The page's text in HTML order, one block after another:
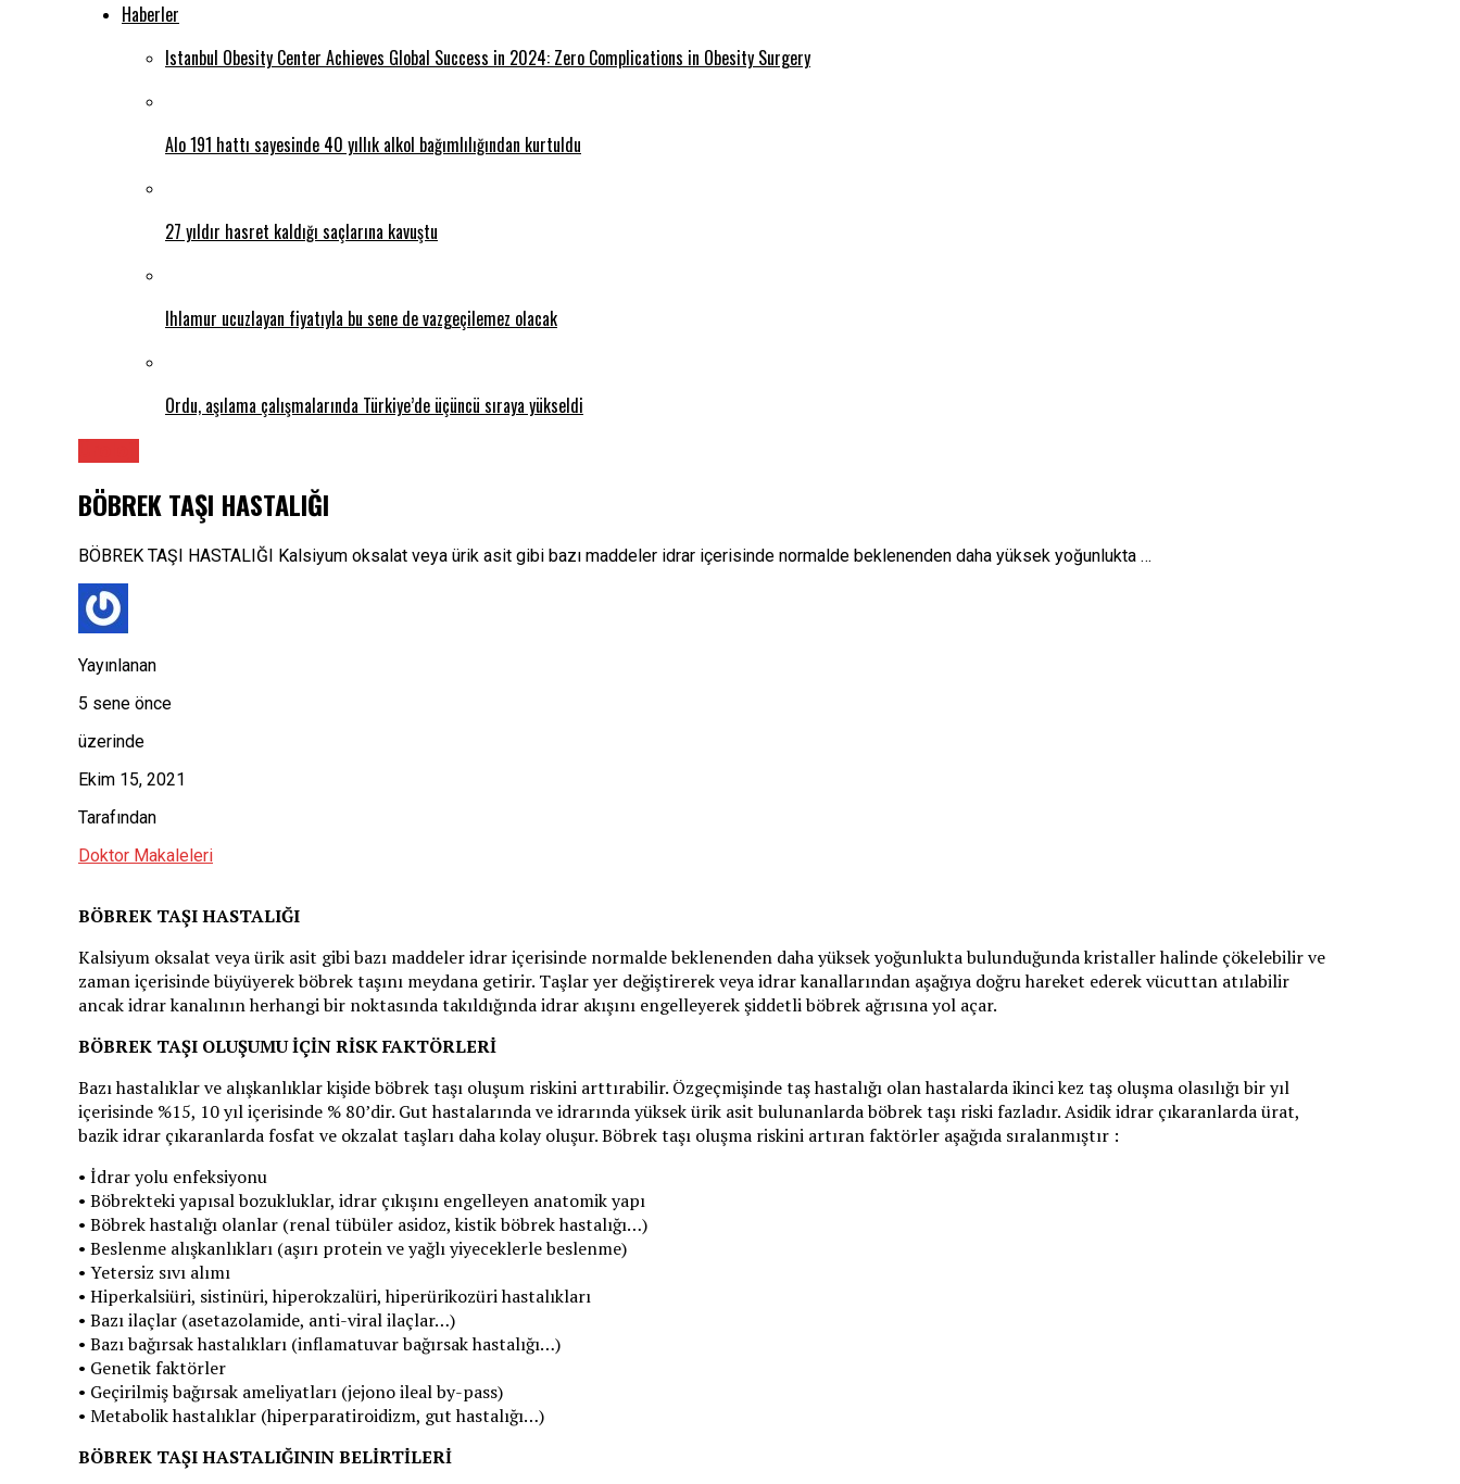
Haberler
Istanbul Obesity Center Achieves Global Success in 2024: Zero Complications in Obesity Surgery
Alo 191 hattı sayesinde 40 yıllık alkol bağımlılığından kurtuldu
27 yıldır hasret kaldığı saçlarına kavuştu
Ihlamur ucuzlayan fiyatıyla bu sene de vazgeçilemez olacak
Ordu, aşılama çalışmalarında Türkiye’de üçüncü sıraya yükseldi
BÖBREK TAŞI HASTALIĞI
BÖBREK TAŞI HASTALIĞI Kalsiyum oksalat veya ürik asit gibi bazı maddeler idrar içerisinde normalde beklenenden daha yüksek yoğunlukta …
Yayınlanan
5 sene önce
üzerinde
Ekim 15, 2021
Tarafından
Doktor Makaleleri
BÖBREK TAŞI HASTALIĞI
Kalsiyum oksalat veya ürik asit gibi bazı maddeler idrar içerisinde normalde beklenenden daha yüksek yoğunlukta bulunduğunda kristaller halinde çökelebilir ve
zaman içerisinde büyüyerek böbrek taşını meydana getirir. Taşlar yer değiştirerek veya idrar kanallarından aşağıya doğru hareket ederek vücuttan atılabilir
ancak idrar kanalının herhangi bir noktasında takıldığında idrar akışını engelleyerek şiddetli böbrek ağrısına yol açar.
BÖBREK TAŞI OLUŞUMU İÇİN RİSK FAKTÖRLERİ
Bazı hastalıklar ve alışkanlıklar kişide böbrek taşı oluşum riskini arttırabilir. Özgeçmişinde taş hastalığı olan hastalarda ikinci kez taş oluşma olasılığı bir yıl
içerisinde %15, 10 yıl içerisinde % 80’dir. Gut hastalarında ve idrarında yüksek ürik asit bulunanlarda böbrek taşı riski fazladır. Asidik idrar çıkaranlarda ürat,
bazik idrar çıkaranlarda fosfat ve okzalat taşları daha kolay oluşur. Böbrek taşı oluşma riskini artıran faktörler aşağıda sıralanmıştır :
• İdrar yolu enfeksiyonu
• Böbrekteki yapısal bozukluklar, idrar çıkışını engelleyen anatomik yapı
• Böbrek hastalığı olanlar (renal tübüler asidoz, kistik böbrek hastalığı…)
• Beslenme alışkanlıkları (aşırı protein ve yağlı yiyeceklerle beslenme)
• Yetersiz sıvı alımı
• Hiperkalsiüri, sistinüri, hiperokzalüri, hiperürikozüri hastalıkları
• Bazı ilaçlar (asetazolamide, anti-viral ilaçlar…)
• Bazı bağırsak hastalıkları (inflamatuvar bağırsak hastalığı…)
• Genetik faktörler
• Geçirilmiş bağırsak ameliyatları (jejono ileal by-pass)
• Metabolik hastalıklar (hiperparatiroidizm, gut hastalığı…)
BÖBREK TAŞI HASTALIĞININ BELİRTİLERİ